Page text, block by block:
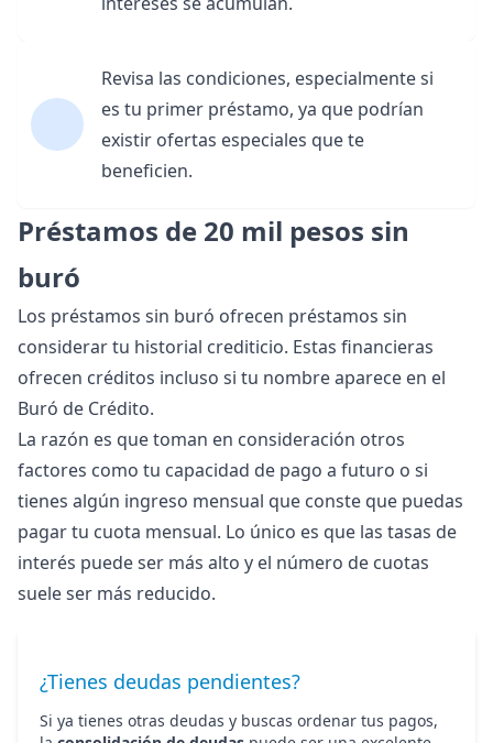
Revisa las condiciones, especialmente si
es tu primer préstamo, ya que podrían
existir ofertas especiales que te
beneficien.
Préstamos de 20 mil pesos sin
buró
Los préstamos sin buró ofrecen préstamos sin
considerar tu historial crediticio. Estas financieras
ofrecen créditos incluso si tu nombre aparece en el
Buró de Crédito.
La razón es que toman en consideración otros
factores como tu capacidad de pago a futuro o si
tienes algún ingreso mensual que conste que puedas
pagar tu cuota mensual. Lo único es que las tasas de
interés puede ser más alto y el número de cuotas
suele ser más reducido.
¿Tienes deudas pendientes?
Si ya tienes otras deudas y buscas ordenar tus pagos,